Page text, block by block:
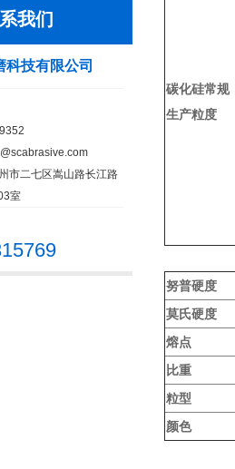
我们
科技有限公司
市二七区嵩山路长江路
室
碳化硅常规
生产粒度
努普硬度
莫氏硬度
熔点
比重
粒型
颜色